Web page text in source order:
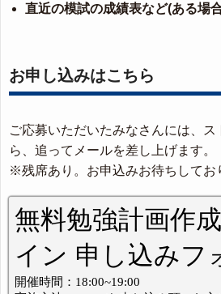
直近の模試の成績表など(ある場
お申し込みはこちら
ご応募いただいたみなさんには、
ら、追ってメールを差し上げます。
※残席あり。お申込みお待ちしてお